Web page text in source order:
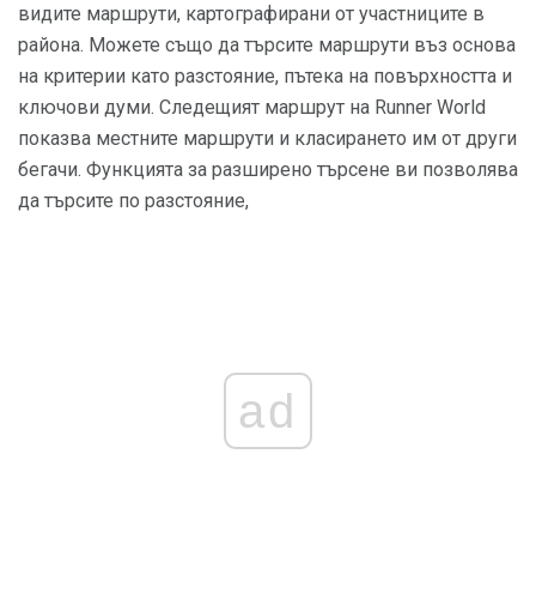
видите маршрути, картографирани от участниците в
района. Можете също да търсите маршрути въз основа
на критерии като разстояние, пътека на повърхността и
ключови думи. Следещият маршрут на Runner World
показва местните маршрути и класирането им от други
бегачи. Функцията за разширено търсене ви позволява
да търсите по разстояние,
ad